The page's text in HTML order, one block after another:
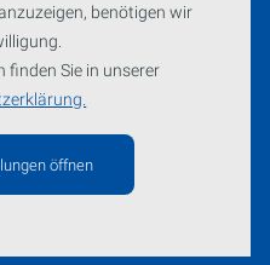
benötigen wir
Sie in unserer
öffnen